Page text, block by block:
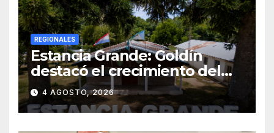
REGIONALES
Estancia Grande: Goldín
destacó el crecimiento del
municipio, anunció nuevas
obras y defendió su gestión
frente a las críticas
4 AGOSTO, 2026